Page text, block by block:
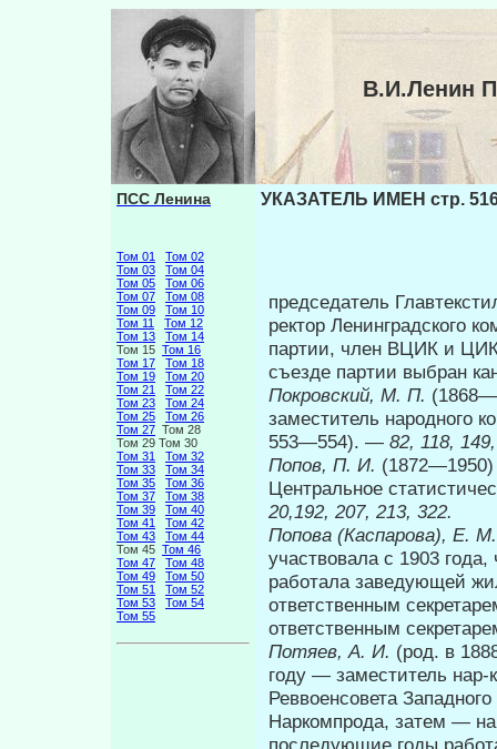
В.И.Ленин
ПСС Ленина
Том 01
Том 02
Том 03
Том 04
Том 05
Том 06
Том 07
Том 08
Том 09
Том 10
Том 11
Том 12
Том 13
Том 14
Том 15 Том 16
Том 17
Том 18
Том 19
Том 20
Том 21
Том 22
Том 23
Том 24
Том 25
Том 26
Том 27 Том 28
Том 29 Том 30
Том 31
Том 32
Том 33
Том 34
Том 35
Том 36
Том 37
Том 38
Том 39
Том 40
Том 41
Том 42
Том 43
Том 44
Том 45 Том 46
Том 47
Том 48
Том 49
Том 50
Том 51
Том 52
Том 53
Том 54
Том 55
УКАЗАТЕЛЬ ИМЕН стр.
председатель
ректор Ленинградского
партии, член ВЦИК и
съезде партии выбран
Покровский, М. П.
заместитель народного
553—554). — 82, 118,
Попов, П. И. (1872—1950)
Центральное
20,192, 207, 213, 322.
Попова (Каспарова), Е.
участвовала с 1903
работала заведующей
ответственным
ответственным
Потяев, А. И. (род. в
году — заместитель
Реввоенсовета
Наркомпрода, затем —